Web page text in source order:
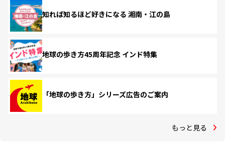
知れば知るほど好きになる 湘南・江の島
地球の歩き方45周年記念 インド特集
「地球の歩き方」シリーズ広告のご案内
もっと見る